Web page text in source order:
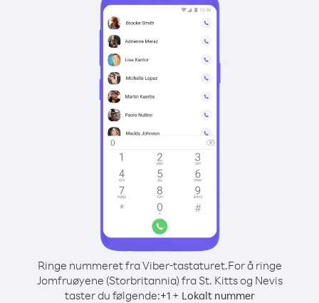
Ringe nummeret fra Viber-tastaturet.For å ringe
Jomfruøyene (Storbritannia) fra St. Kitts og Nevis
taster du følgende:+1+ Lokalt nummer